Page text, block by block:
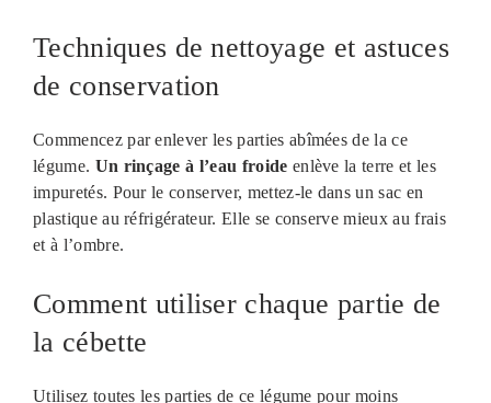
Techniques de nettoyage et astuces
de conservation
Commencez par enlever les parties abîmées de la ce
légume. Un rinçage à l’eau froide enlève la terre et les
impuretés. Pour le conserver, mettez-le dans un sac en
plastique au réfrigérateur. Elle se conserve mieux au frais
et à l’ombre.
Comment utiliser chaque partie de
la cébette
Utilisez toutes les parties de ce légume pour moins